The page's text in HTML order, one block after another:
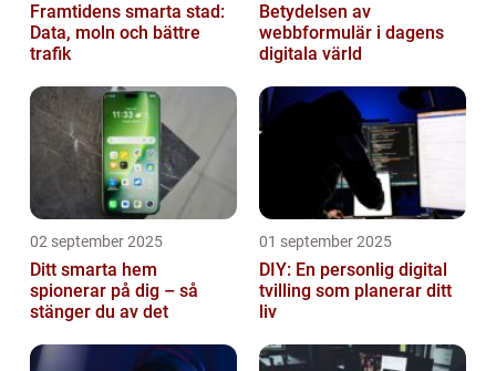
Framtidens smarta stad:
Data, moln och bättre
trafik
Betydelsen av
webbformulär i dagens
digitala värld
02 september 2025
Ditt smarta hem
spionerar på dig – så
stänger du av det
01 september 2025
DIY: En personlig digital
tvilling som planerar ditt
liv